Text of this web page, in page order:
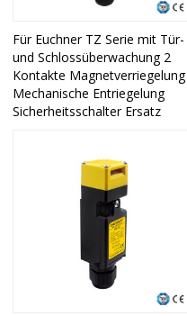
Für Euchner TZ Serie mit Tür-
und Schlossüberwachung 2
Kontakte Magnetverriegelung
Mechanische Entriegelung
Sicherheitsschalter Ersatz